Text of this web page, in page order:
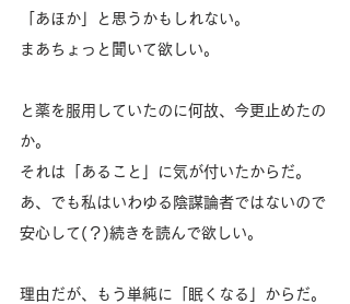
「あほか」と思うかもしれない。
まあちょっと聞いて欲しい。
と薬を服用していたのに何故、今更止めたの
か。
それは「あること」に気が付いたからだ。
あ、でも私はいわゆる陰謀論者ではないので
安心して(？)続きを読んで欲しい。
理由だが、もう単純に「眠くなる」からだ。